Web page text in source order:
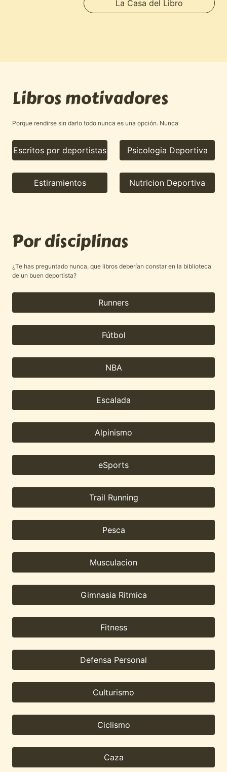
La Casa del Libro
Libros motivadores
Porque rendirse sin darlo todo nunca es una opción. Nunca
Escritos por deportistas Psicologia Deportiva
Estiramientos Nutricion Deportiva
Por disciplinas
¿Te has preguntado nunca, que libros deberían constar en la biblioteca
de un buen deportista?
Runners
Fútbol
NBA
Escalada
Alpinismo
eSports
Trail Running
Pesca
Musculacion
Gimnasia Ritmica
Fitness
Defensa Personal
Culturismo
Ciclismo
Caza